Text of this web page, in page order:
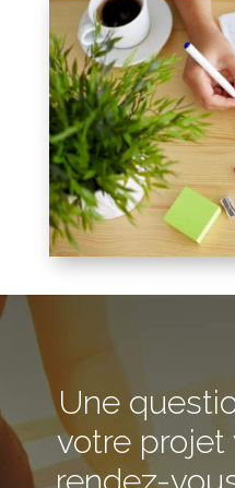
Une
votre projet